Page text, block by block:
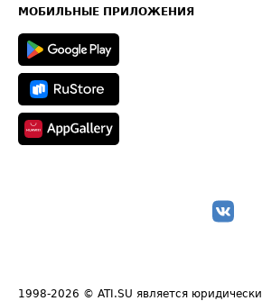
Техническая информация
МОБИЛЬНЫЕ ПРИЛОЖЕНИЯ
1998-2026 © ATI.SU является